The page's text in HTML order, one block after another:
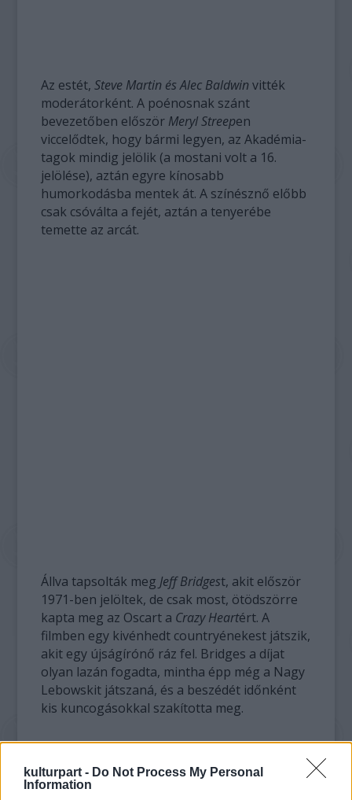
kulturpart - Do Not Process My Personal
Information
Az estét,Steve Martin és Alec Baldwin vitték
moderátorként. A poénosnak szánt
bevezetőben először Meryl Streepen
viccelődtek, hogy bármi legyen, az Akadémia-
tagok mindig jelölik (a mostani volt a 16.
jelölése), aztán egyre kínosabb
humorkodásba mentek át. A színésznő előbb
csak csóválta a fejét, aztán a tenyerébe
temette az arcát.
Állva tapsolták meg Jeff Bridgest, akit először
1971-ben jelöltek, de csak most, ötödszörre
kapta meg az Oscart a Crazy Heartért. A
filmben egy kivénhedt countryénekest játszik,
akit egy újságírónő ráz fel. Bridges a díjat
olyan lazán fogadta, mintha épp még a Nagy
Lebowskit játszaná, és a beszédét időnként
kis kuncogásokkal szakította meg.